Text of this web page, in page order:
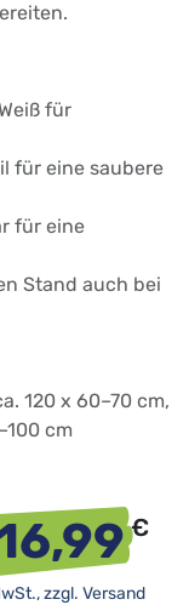
für
für eine saubere
für eine
Stand auch bei
120 x 60–70 cm,
cm
€
zzgl. Versand